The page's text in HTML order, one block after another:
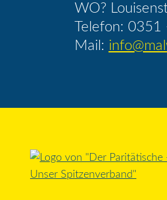
WO?
Telefon:
Mail: